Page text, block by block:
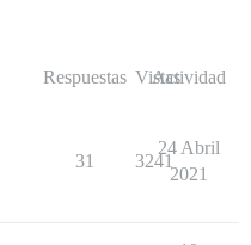
Respuestas Vistas
Actividad
31 3241
24 Abril
2021